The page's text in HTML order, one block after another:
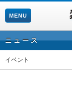
MENU
ニュース
イベント